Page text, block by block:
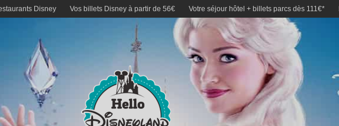
Disney Vos billets Disney à partir de 56€ Votre séjour hôtel + billets parcs dès 111€*